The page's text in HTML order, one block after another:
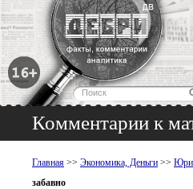
Комментарии к
Главная >> Экономика, Деньги >>
забавно